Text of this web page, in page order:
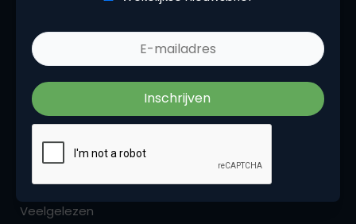
podcasts, blogs, opinies en recencies die ons als
marketingcommunity binden.
Marketingthema’s
Veelgelezen